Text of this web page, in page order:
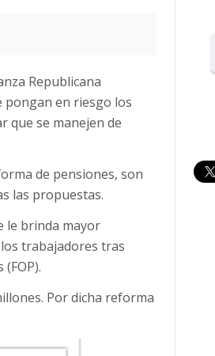
Republicana
pongan en riesgo los
que se manejen de
de pensiones, son
las propuestas.
le brinda mayor
trabajadores tras
Por dicha reforma